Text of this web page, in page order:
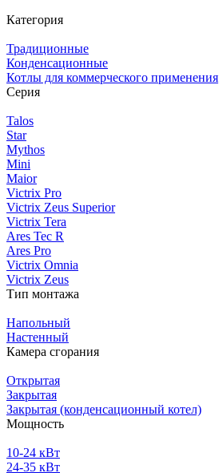
Категория
Традиционные
Конденсационные
Котлы для коммерческого применения
Серия
Talos
Star
Mythos
Mini
Maior
Victrix Pro
Victrix Zeus Superior
Victrix Tera
Ares Tec R
Ares Pro
Victrix Omnia
Victrix Zeus
Тип монтажа
Напольный
Настенный
Камера сгорания
Открытая
Закрытая
Закрытая (конденсационный котел)
Мощность
10-24 кВт
24-35 кВт